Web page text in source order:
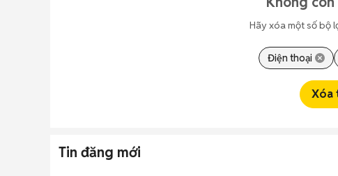
Hãy xóa một số bộ
Điện thoại
Xóa
Tin đăng mới